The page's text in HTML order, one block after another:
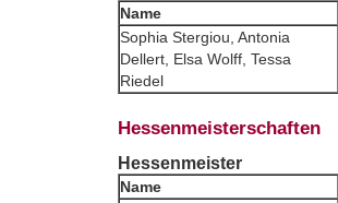
Name
Sophia Stergiou, Antonia
Dellert, Elsa Wolff, Tessa
Riedel
Hessenmeisterschaften
Hessenmeister
Name